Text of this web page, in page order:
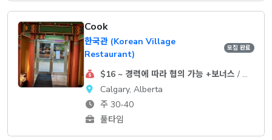
Cook
한국관 (Korean Village
Restaurant)
모집 완료
$16 ~ 경력에 따라 협의 가능 +보너스 / 시간당
Calgary, Alberta
주 30-40
풀타임